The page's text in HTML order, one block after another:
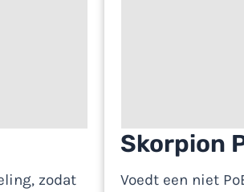
zodat
Skorpion
Voedt een niet